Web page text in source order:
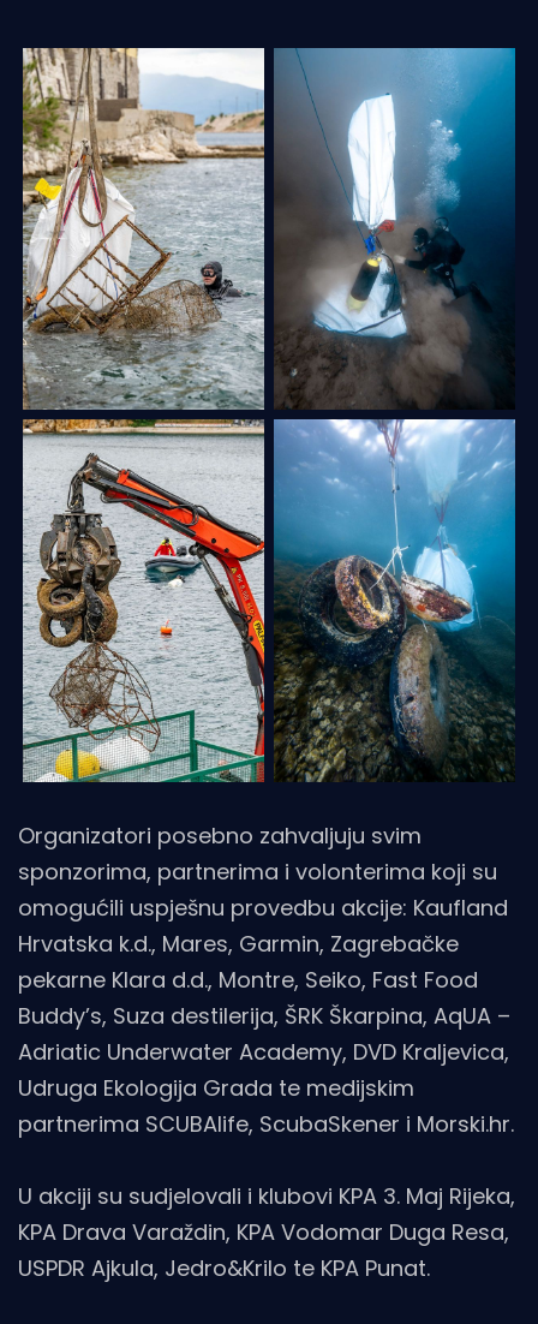
Organizatori posebno zahvaljuju svim
sponzorima, partnerima i volonterima koji su
omogućili uspješnu provedbu akcije: Kaufland
Hrvatska k.d., Mares, Garmin, Zagrebačke
pekarne Klara d.d., Montre, Seiko, Fast Food
Buddy’s, Suza destilerija, ŠRK Škarpina, AqUA –
Adriatic Underwater Academy, DVD Kraljevica,
Udruga Ekologija Grada te medijskim
partnerima SCUBAlife, ScubaSkener i Morski.hr.
U akciji su sudjelovali i klubovi KPA 3. Maj Rijeka,
KPA Drava Varaždin, KPA Vodomar Duga Resa,
USPDR Ajkula, Jedro&Krilo te KPA Punat.